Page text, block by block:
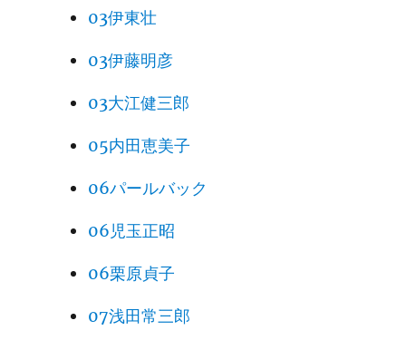
03伊東壮
03伊藤明彦
03大江健三郎
05内田恵美子
06パールバック
06児玉正昭
06栗原貞子
07浅田常三郎